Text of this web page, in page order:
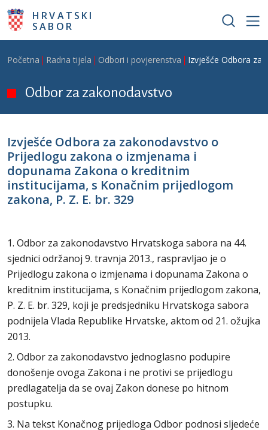
Skoči na glavni sadržaj
HRVATSKI
SABOR
Breadcrumb
Početna Radna tijela Odbori i povjerenstva Izvješće Odbora za
Odbor za zakonodavstvo
Izvješće Odbora za zakonodavstvo o
Prijedlogu zakona o izmjenama i
dopunama Zakona o kreditnim
institucijama, s Konačnim prijedlogom
zakona, P. Z. E. br. 329
1. Odbor za zakonodavstvo Hrvatskoga sabora na 44.
sjednici održanoj 9. travnja 2013., raspravljao je o
Prijedlogu zakona o izmjenama i dopunama Zakona o
kreditnim institucijama, s Konačnim prijedlogom zakona,
P. Z. E. br. 329, koji je predsjedniku Hrvatskoga sabora
podnijela Vlada Republike Hrvatske, aktom od 21. ožujka
2013.
2. Odbor za zakonodavstvo jednoglasno podupire
donošenje ovoga Zakona i ne protivi se prijedlogu
predlagatelja da se ovaj Zakon donese po hitnom
postupku.
3. Na tekst Konačnog prijedloga Odbor podnosi sljedeće